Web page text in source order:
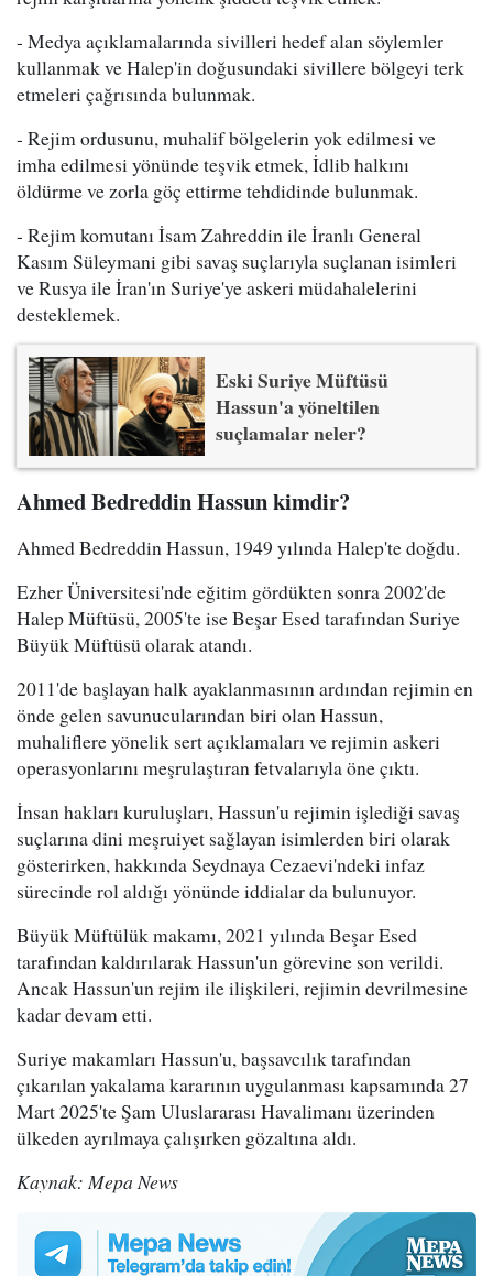
- Medya açıklamalarında sivilleri hedef alan söylemler
kullanmak ve Halep'in doğusundaki sivillere bölgeyi terk
etmeleri çağrısında bulunmak.
- Rejim ordusunu, muhalif bölgelerin yok edilmesi ve
imha edilmesi yönünde teşvik etmek, İdlib halkını
öldürme ve zorla göç ettirme tehdidinde bulunmak.
- Rejim komutanı İsam Zahreddin ile İranlı General
Kasım Süleymani gibi savaş suçlarıyla suçlanan isimleri
ve Rusya ile İran'ın Suriye'ye askeri müdahalelerini
desteklemek.
Eski Suriye Müftüsü
Hassun'a yöneltilen
suçlamalar neler?
Ahmed Bedreddin Hassun kimdir?
Ahmed Bedreddin Hassun, 1949 yılında Halep'te doğdu.
Ezher Üniversitesi'nde eğitim gördükten sonra 2002'de
Halep Müftüsü, 2005'te ise Beşar Esed tarafından Suriye
Büyük Müftüsü olarak atandı.
2011'de başlayan halk ayaklanmasının ardından rejimin en
önde gelen savunucularından biri olan Hassun,
muhaliflere yönelik sert açıklamaları ve rejimin askeri
operasyonlarını meşrulaştıran fetvalarıyla öne çıktı.
İnsan hakları kuruluşları, Hassun'u rejimin işlediği savaş
suçlarına dini meşruiyet sağlayan isimlerden biri olarak
gösterirken, hakkında Seydnaya Cezaevi'ndeki infaz
sürecinde rol aldığı yönünde iddialar da bulunuyor.
Büyük Müftülük makamı, 2021 yılında Beşar Esed
tarafından kaldırılarak Hassun'un görevine son verildi.
Ancak Hassun'un rejim ile ilişkileri, rejimin devrilmesine
kadar devam etti.
Suriye makamları Hassun'u, başsavcılık tarafından
çıkarılan yakalama kararının uygulanması kapsamında 27
Mart 2025'te Şam Uluslararası Havalimanı üzerinden
ülkeden ayrılmaya çalışırken gözaltına aldı.
Kaynak: Mepa News